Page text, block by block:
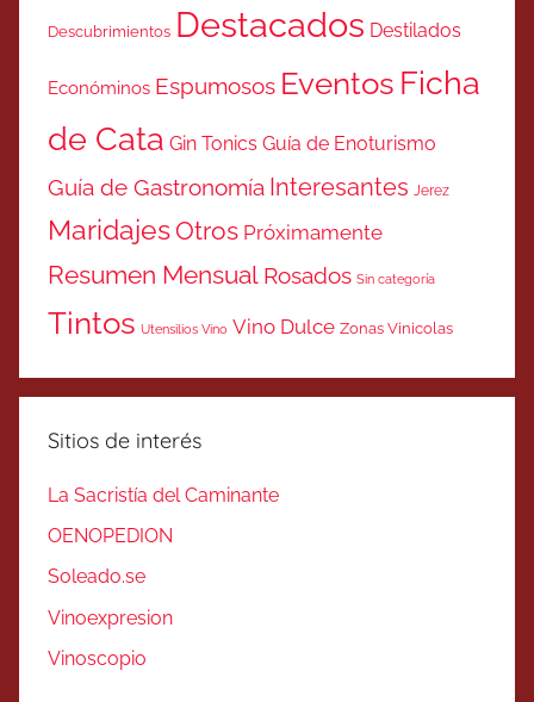
Descubrimientos Destacados Destilados
Económinos Espumosos Eventos Ficha
de Cata Gin Tonics Guía de Enoturismo
Guía de Gastronomía Interesantes Jerez
MaridajesOtros Próximamente
Resumen Mensual Rosados Sin categoría
Tintos Utensilios Vino Vino Dulce Zonas Vinicolas
Sitios de interés
La Sacristía del Caminante
OENOPEDION
Soleado.se
Vinoexpresion
Vinoscopio